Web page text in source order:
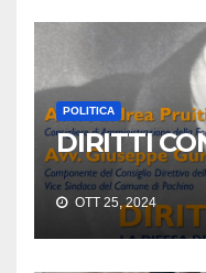
POLITICA
DIRITTI
OTT 25, 2024
FONDAZIONE PICCOLO
Il Diritto